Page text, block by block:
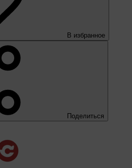
В избранное
Поделиться